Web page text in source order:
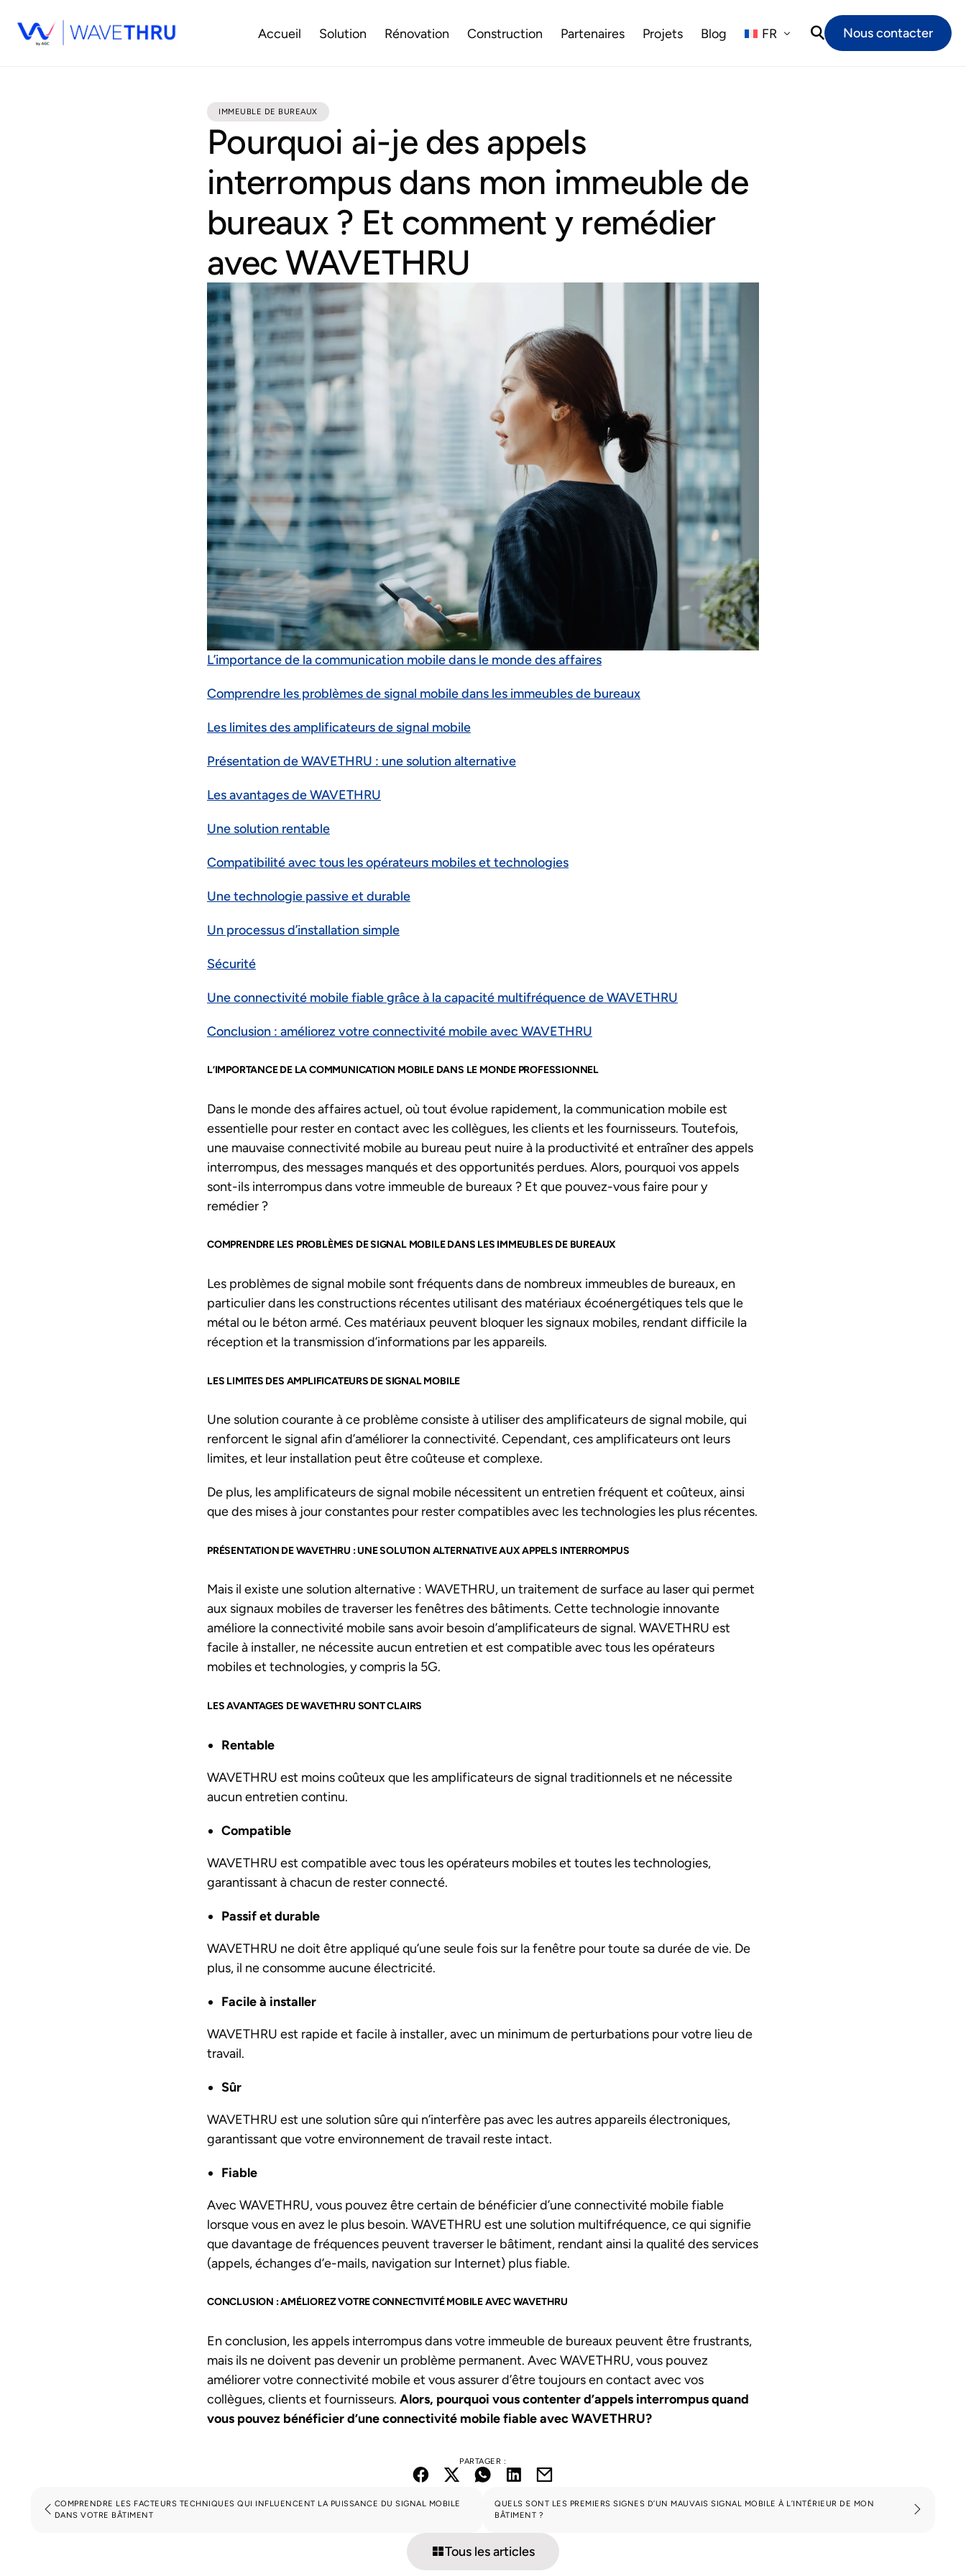
Accueil Solution Rénovation Construction Partenaires Projets Blog FR Nous contacter
IMMEUBLE DE BUREAUX
Pourquoi ai-je des appels
interrompus dans mon immeuble de
bureaux ? Et comment y remédier
avec WAVETHRU
L’importance de la communication mobile dans le monde des affaires
Comprendre les problèmes de signal mobile dans les immeubles de bureaux
Les limites des amplificateurs de signal mobile
Présentation de WAVETHRU : une solution alternative
Les avantages de WAVETHRU
Une solution rentable
Compatibilité avec tous les opérateurs mobiles et technologies
Une technologie passive et durable
Un processus d’installation simple
Sécurité
Une connectivité mobile fiable grâce à la capacité multifréquence de WAVETHRU
Conclusion : améliorez votre connectivité mobile avec WAVETHRU
L’IMPORTANCE DE LA COMMUNICATION MOBILE DANS LE MONDE PROFESSIONNEL
Dans le monde des affaires actuel, où tout évolue rapidement, la communication mobile est
essentielle pour rester en contact avec les collègues, les clients et les fournisseurs. Toutefois,
une mauvaise connectivité mobile au bureau peut nuire à la productivité et entraîner des appels
interrompus, des messages manqués et des opportunités perdues. Alors, pourquoi vos appels
sont-ils interrompus dans votre immeuble de bureaux ? Et que pouvez-vous faire pour y
remédier ?
COMPRENDRE LES PROBLÈMES DE SIGNAL MOBILE DANS LES IMMEUBLES DE BUREAUX
Les problèmes de signal mobile sont fréquents dans de nombreux immeubles de bureaux, en
particulier dans les constructions récentes utilisant des matériaux écoénergétiques tels que le
métal ou le béton armé. Ces matériaux peuvent bloquer les signaux mobiles, rendant difficile la
réception et la transmission d’informations par les appareils.
LES LIMITES DES AMPLIFICATEURS DE SIGNAL MOBILE
Une solution courante à ce problème consiste à utiliser des amplificateurs de signal mobile, qui
renforcent le signal afin d’améliorer la connectivité. Cependant, ces amplificateurs ont leurs
limites, et leur installation peut être coûteuse et complexe.
De plus, les amplificateurs de signal mobile nécessitent un entretien fréquent et coûteux, ainsi
que des mises à jour constantes pour rester compatibles avec les technologies les plus récentes.
PRÉSENTATION DE WAVETHRU : UNE SOLUTION ALTERNATIVE AUX APPELS INTERROMPUS
Mais il existe une solution alternative : WAVETHRU, un traitement de surface au laser qui permet
aux signaux mobiles de traverser les fenêtres des bâtiments. Cette technologie innovante
améliore la connectivité mobile sans avoir besoin d’amplificateurs de signal. WAVETHRU est
facile à installer, ne nécessite aucun entretien et est compatible avec tous les opérateurs
mobiles et technologies, y compris la 5G.
LES AVANTAGES DE WAVETHRU SONT CLAIRS
Rentable
WAVETHRU est moins coûteux que les amplificateurs de signal traditionnels et ne nécessite
aucun entretien continu.
Compatible
WAVETHRU est compatible avec tous les opérateurs mobiles et toutes les technologies,
garantissant à chacun de rester connecté.
Passif et durable
WAVETHRU ne doit être appliqué qu’une seule fois sur la fenêtre pour toute sa durée de vie. De
plus, il ne consomme aucune électricité.
Facile à installer
WAVETHRU est rapide et facile à installer, avec un minimum de perturbations pour votre lieu de
travail.
Sûr
WAVETHRU est une solution sûre qui n’interfère pas avec les autres appareils électroniques,
garantissant que votre environnement de travail reste intact.
Fiable
Avec WAVETHRU, vous pouvez être certain de bénéficier d’une connectivité mobile fiable
lorsque vous en avez le plus besoin. WAVETHRU est une solution multifréquence, ce qui signifie
que davantage de fréquences peuvent traverser le bâtiment, rendant ainsi la qualité des services
(appels, échanges d’e-mails, navigation sur Internet) plus fiable.
CONCLUSION : AMÉLIOREZ VOTRE CONNECTIVITÉ MOBILE AVEC WAVETHRU
En conclusion, les appels interrompus dans votre immeuble de bureaux peuvent être frustrants,
mais ils ne doivent pas devenir un problème permanent. Avec WAVETHRU, vous pouvez
améliorer votre connectivité mobile et vous assurer d’être toujours en contact avec vos
collègues, clients et fournisseurs. Alors, pourquoi vous contenter d’appels interrompus quand
vous pouvez bénéficier d’une connectivité mobile fiable avec WAVETHRU?
PARTAGER :
COMPRENDRE LES FACTEURS TECHNIQUES QUI INFLUENCENT LA PUISSANCE DU SIGNAL MOBILE
DANS VOTRE BÂTIMENT
QUELS SONT LES PREMIERS SIGNES D’UN MAUVAIS SIGNAL MOBILE À L’INTÉRIEUR DE MON
BÂTIMENT ?
Tous les articles